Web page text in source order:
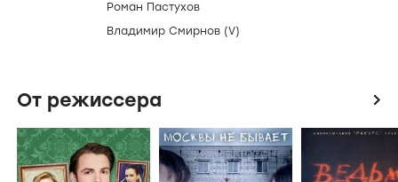
Роман Пастухов
Владимир Смирнов (V)
От режиссера icon